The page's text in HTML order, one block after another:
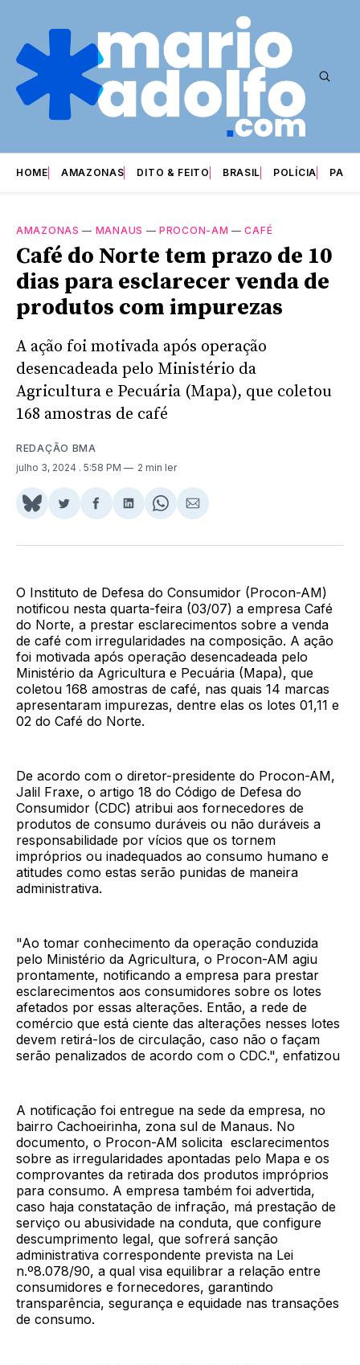
HOME AMAZONAS DITO & FEITO BRASIL POLÍCIA
AMAZONAS — MANAUS —PROCON-AM —CAFÉ
Café do Norte tem prazo de 10
dias para esclarecer venda de
produtos com impurezas
A ação foi motivada após operação
desencadeada pelo Ministério da
Agricultura e Pecuária (Mapa), que coletou
168 amostras de café
REDAÇÃO BMA
julho 3, 2024 . 5:58 PM 2 min ler
Share
BlueSky
Compartilhar
Twitter
Compartilhar
Facebook
Compartilhar
LinkedIn
Share
WhatsApp
Compartilhar
Email
O Instituto de Defesa do Consumidor (Procon-AM)
notificou nesta quarta-feira (03/07) a empresa Café
do Norte, a prestar esclarecimentos sobre a venda
de café com irregularidades na composição. A ação
foi motivada após operação desencadeada pelo
Ministério da Agricultura e Pecuária (Mapa), que
coletou 168 amostras de café, nas quais 14 marcas
apresentaram impurezas, dentre elas os lotes 01,11 e
02 do Café do Norte.
De acordo com o diretor-presidente do Procon-AM,
Jalil Fraxe, o artigo 18 do Código de Defesa do
Consumidor (CDC) atribui aos fornecedores de
produtos de consumo duráveis ou não duráveis a
responsabilidade por vícios que os tornem
impróprios ou inadequados ao consumo humano e
atitudes como estas serão punidas de maneira
administrativa.
"Ao tomar conhecimento da operação conduzida
pelo Ministério da Agricultura, o Procon-AM agiu
prontamente, notificando a empresa para prestar
esclarecimentos aos consumidores sobre os lotes
afetados por essas alterações. Então, a rede de
comércio que está ciente das alterações nesses lotes
devem retirá-los de circulação, caso não o façam
serão penalizados de acordo com o CDC.", enfatizou
A notificação foi entregue na sede da empresa, no
bairro Cachoeirinha, zona sul de Manaus. No
documento, o Procon-AM solicita esclarecimentos
sobre as irregularidades apontadas pelo Mapa e os
comprovantes da retirada dos produtos impróprios
para consumo. A empresa também foi advertida,
caso haja constatação de infração, má prestação de
serviço ou abusividade na conduta, que configure
descumprimento legal, que sofrerá sanção
administrativa correspondente prevista na Lei
n.º8.078/90, a qual visa equilibrar a relação entre
consumidores e fornecedores, garantindo
transparência, segurança e equidade nas transações
de consumo.